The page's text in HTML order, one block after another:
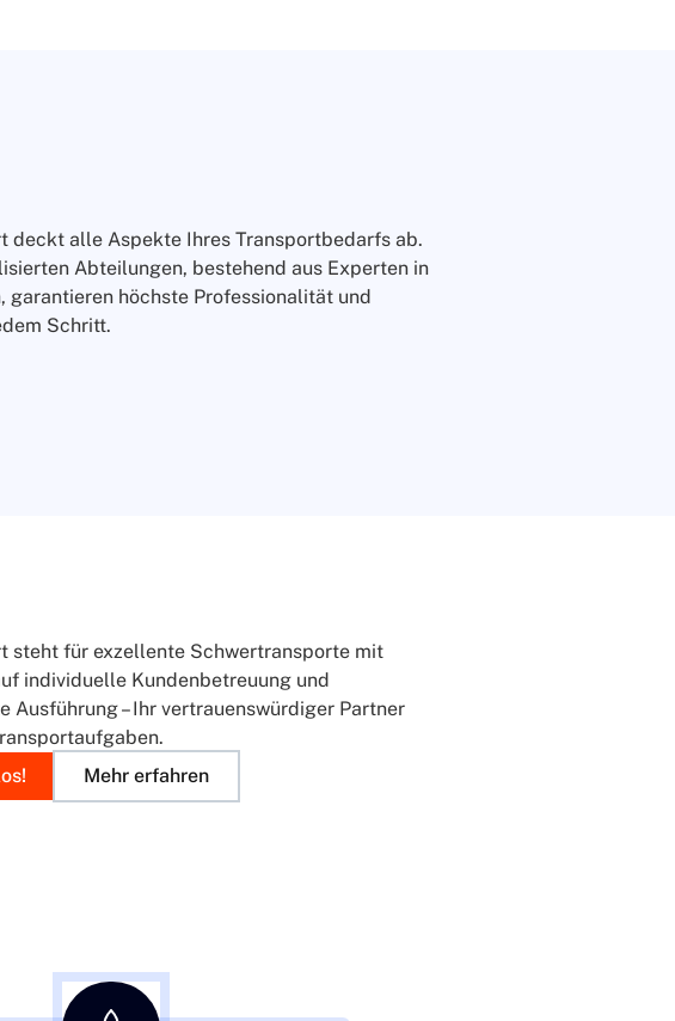
deckt alle Aspekte Ihres Transportbedarfs ab.
Abteilungen, bestehend aus Experten in
garantieren höchste Professionalität und
Schritt.
steht für exzellente Schwertransporte mit
individuelle Kundenbetreuung und
Ausführung – Ihr vertrauenswürdiger Partner
Mehr erfahren